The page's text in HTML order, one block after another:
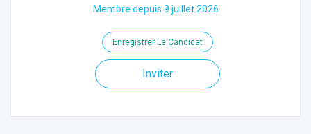
Membre depuis 9 juillet 2026
Enregistrer Le Candidat
Inviter